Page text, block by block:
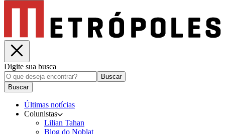
Digite sua busca
Buscar
Buscar
Últimas notícias
Colunistas
Lilian Tahan
Blog do Noblat